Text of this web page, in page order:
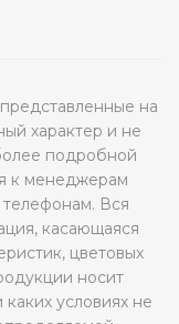
на
характер и не
подробной
к менеджерам
Вся
касающаяся
цветовых
носит
условиях не